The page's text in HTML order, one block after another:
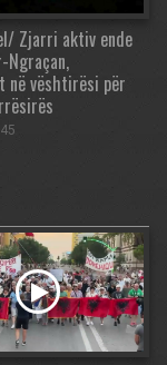
Zjarri aktiv ende
Ngraçan,
në vështirësi për